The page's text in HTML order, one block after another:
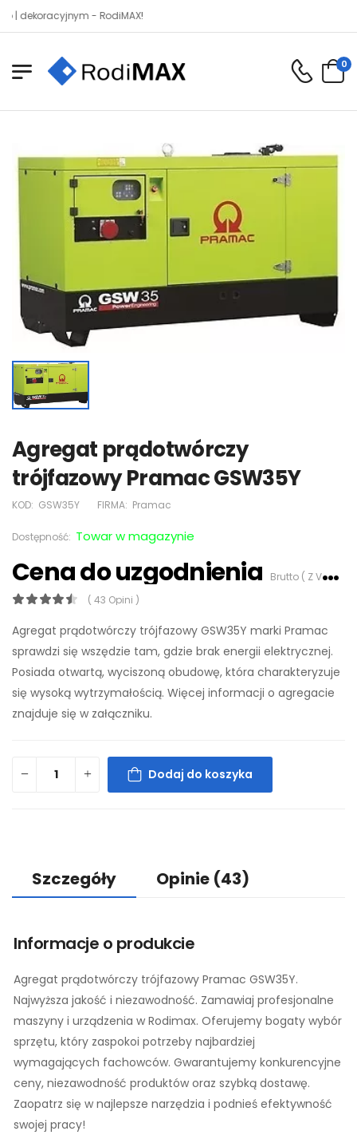
- RodiMAX!
0
Agregat prądotwórczy
trójfazowy Pramac GSW35Y
KOD: GSW35Y FIRMA: Pramac
Dostępność: Towar w magazynie
Cena do uzgodnienia Brutto ( Z VAT 23%)
( 43 Opini )
Agregat prądotwórczy trójfazowy GSW35Y marki Pramac
sprawdzi się wszędzie tam, gdzie brak energii elektrycznej.
Posiada otwartą, wyciszoną obudowę, która charakteryzuje
się wysoką wytrzymałością. Więcej informacji o agregacie
znajduje się w załączniku.
Dodaj do koszyka
Szczegóły Opinie (43)
Informacje o produkcie
Agregat prądotwórczy trójfazowy Pramac GSW35Y.
Najwyższa jakość i niezawodność. Zamawiaj profesjonalne
maszyny i urządzenia w Rodimax. Oferujemy bogaty wybór
sprzętu, który zaspokoi potrzeby najbardziej
wymagających fachowców. Gwarantujemy konkurencyjne
ceny, niezawodność produktów oraz szybką dostawę.
Zaopatrz się w najlepsze narzędzia i podnieś efektywność
swojej pracy!